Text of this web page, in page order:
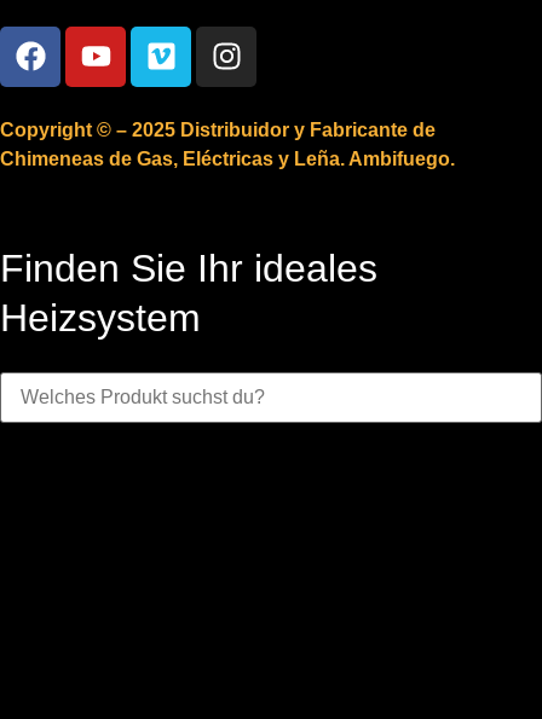
Copyright © – 2025 Distribuidor y Fabricante de
Chimeneas de Gas, Eléctricas y Leña. Ambifuego.
Finden Sie Ihr ideales
Heizsystem